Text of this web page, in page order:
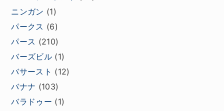
ニンガン (1)
パークス (6)
パース (210)
バーズビル (1)
バサースト (12)
バナナ (103)
バラドゥー (1)